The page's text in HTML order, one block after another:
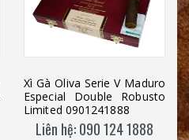
Xì Gà Oliva Serie V Maduro
Especial Double Robusto
Limited 0901241888
Liên hệ: 090 124 1888